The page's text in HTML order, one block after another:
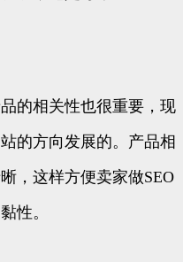
的相关性也很重要，现
的方向发展的。产品相
，这样方便卖家做SEO
性。